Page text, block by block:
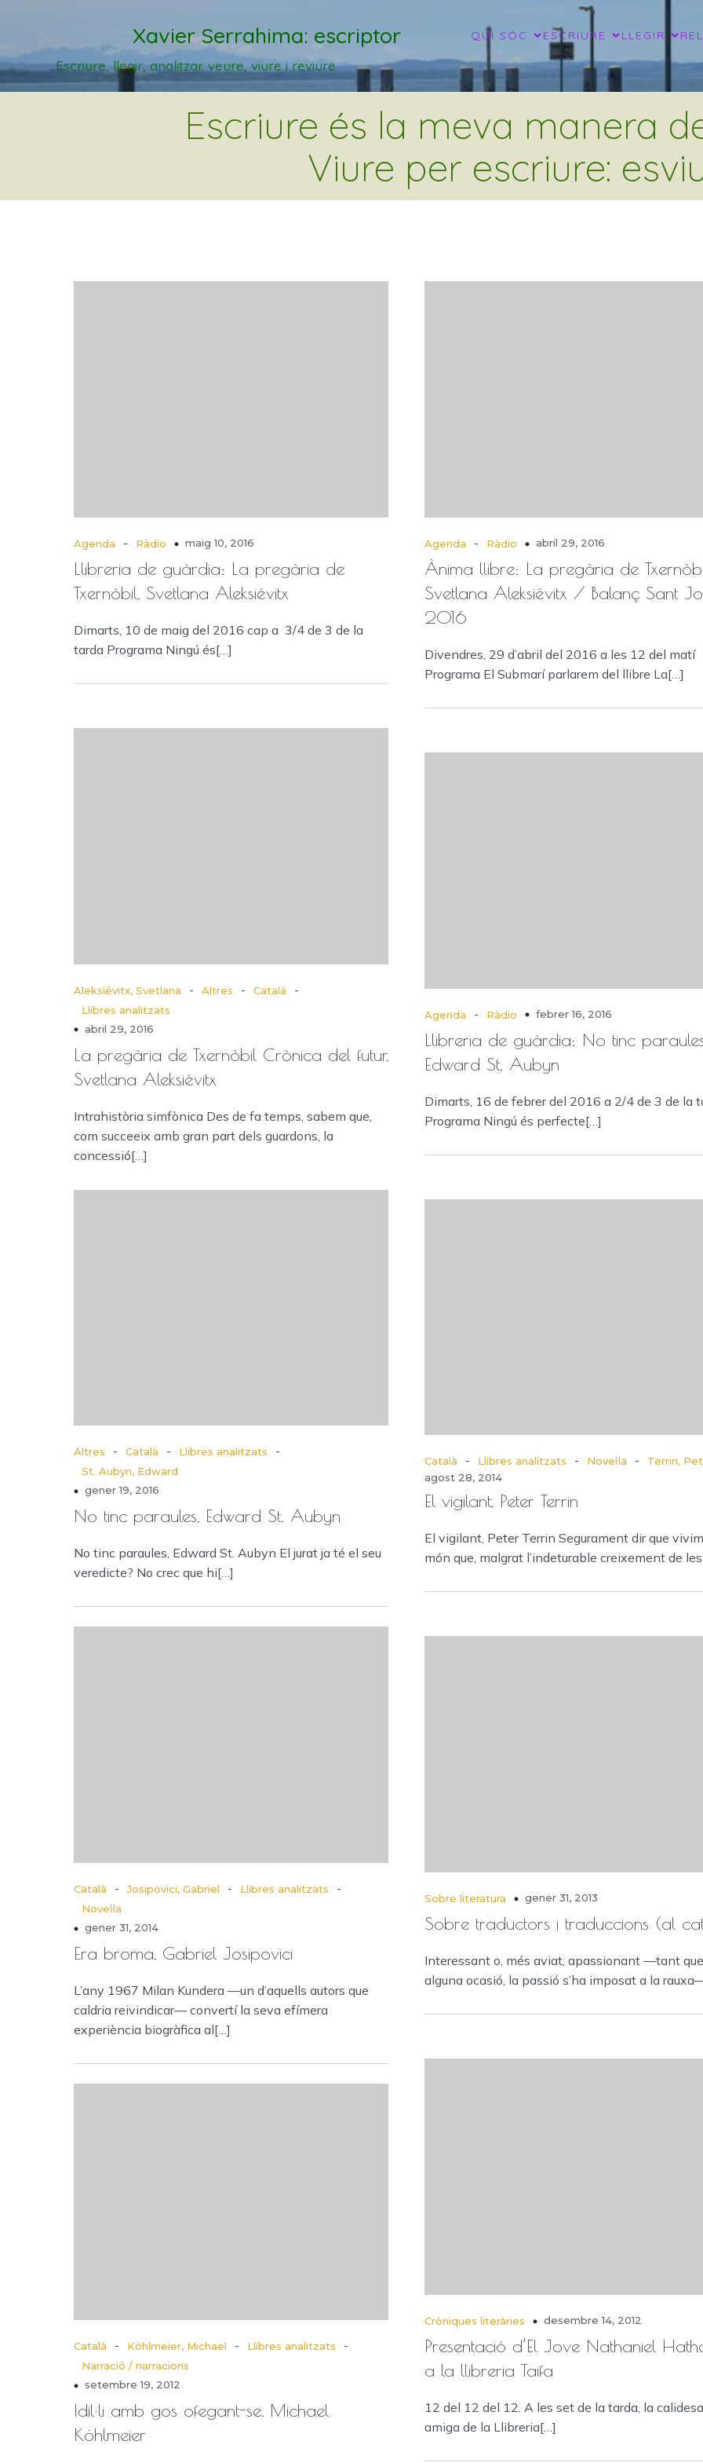
Xavier Serrahima: escriptor QUI SÓC ESCRIURE LLEGIR
Escriure, llegir, analitzar. veure, viure i reviure
Escriure és la meva manera
Viure per escriure:
Agenda - Ràdio maig 10, 2016
Llibreria de guàrdia: La pregària de
Txernòbil, Svetlana Aleksiévitx
Dimarts, 10 de maig del 2016 cap a 3/4 de 3 de la
tarda Programa Ningú és[…]
Agenda - Ràdio abril 29, 2016
Ànima llibre: La pregària de
Svetlana Aleksiévitx / Balanç Sant
2016
Divendres, 29 d’abril del 2016 a les 12 del matí
Programa El Submarí parlarem del llibre La[…]
Aleksiévitx, Svetlana - Altres - Català -
Llibres analitzats
abril 29, 2016
La pregària de Txernòbil Crònica del futur,
Svetlana Aleksiévitx
Intrahistòria simfònica Des de fa temps, sabem que,
com succeeix amb gran part dels guardons, la
concessió[…]
Agenda - Ràdio febrer 16, 2016
Llibreria de guàrdia: No tinc
Edward St. Aubyn
Dimarts, 16 de febrer del 2016 a 2/4 de 3 de la
Programa Ningú és perfecte[…]
Altres - Català - Llibres analitzats -
St. Aubyn, Edward
gener 19, 2016
No tinc paraules, Edward St. Aubyn
No tinc paraules, Edward St. Aubyn El jurat ja té el seu
veredicte? No crec que hi[…]
Català - Llibres analitzats - Novel·la -
Terrin,
agost 28, 2014
El vigilant, Peter Terrin
El vigilant, Peter Terrin Segurament dir que
món que, malgrat l’indeturable creixement de
Català - Josipovici, Gabriel - Llibres analitzats -
Novel·la
gener 31, 2014
Era broma, Gabriel Josipovici
L’any 1967 Milan Kundera —un d’aquells autors que
caldria reivindicar— convertí la seva efímera
experiència biogràfica al[…]
Sobre literatura gener 31, 2013
Sobre traductors i traduccions (al
Interessant o, més aviat, apassionant —tant
alguna ocasió, la passió s’ha imposat a la
Cròniques literàries desembre 14, 2012
Presentació d’El Jove Nathaniel
a la llibreria Taifa
12 del 12 del 12. A les set de la tarda, la calidesa
amiga de la Llibreria[…]
Català - Köhlmeier, Michael - Llibres analitzats -
Narració / narracions
setembre 19, 2012
Idil·li amb gos ofegant-se, Michael
Köhlmeier